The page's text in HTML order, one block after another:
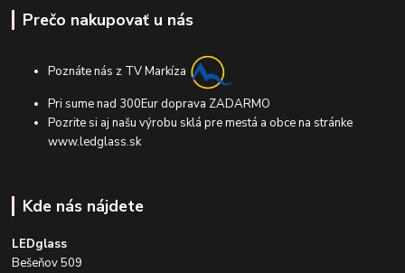
Prečo nakupovať u nás
Poznáte nás z TV Markíza
Pri sume nad 300Eur doprava ZADARMO
Pozrite si aj našu výrobu sklá pre mestá a obce na stránke
www.ledglass.sk
Kde nás nájdete
LEDglass
Bešeňov 509